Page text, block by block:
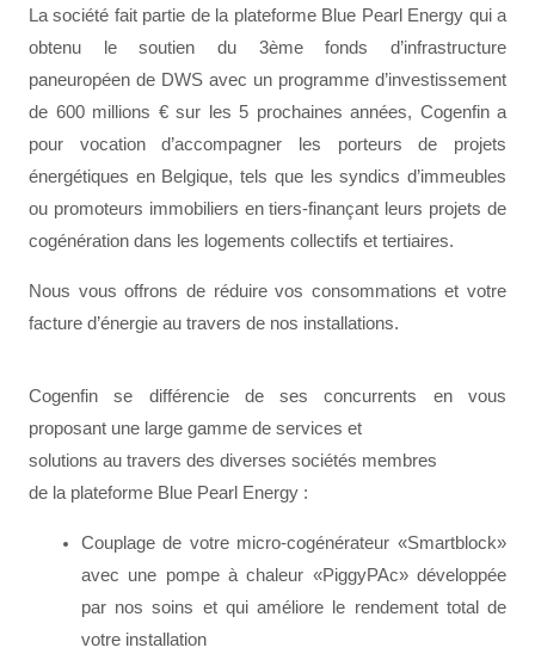
La société fait partie de la plateforme Blue Pearl Energy qui a
obtenu le soutien du 3ème fonds d’infrastructure
paneuropéen de DWS avec un programme d’investissement
de 600 millions € sur les 5 prochaines années, Cogenfin a
pour vocation d’accompagner les porteurs de projets
énergétiques en Belgique, tels que les syndics d’immeubles
ou promoteurs immobiliers en tiers-finançant leurs projets de
cogénération dans les logements collectifs et tertiaires.
Nous vous offrons de réduire vos consommations et votre
facture d’énergie au travers de nos installations.
Cogenfin se différencie de ses concurrents en vous
proposant une large gamme de services et
solutions au travers des diverses sociétés membres
de la plateforme Blue Pearl Energy :
Couplage de votre micro-cogénérateur «Smartblock»
avec une pompe à chaleur «PiggyPAc» développée
par nos soins et qui améliore le rendement total de
votre installation